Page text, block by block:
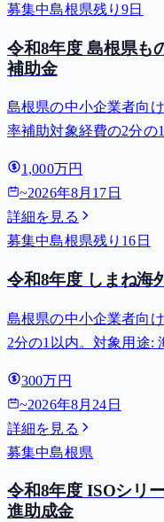
募集中島根県残り9日
令和8年度 島根県も
補助金
島根県の中小企業者向
率補助対象経費の2分の
1,000万円
~2026年8月17日
詳細を見る
募集中島根県残り 16 日
令和8年度 しまね海
島根県の中小企業者向
2分の1以内。対象用途:
300万円
~2026年8月24日
詳細を見る
募集中島根県
令和8年度 ISOシリ
進助成金